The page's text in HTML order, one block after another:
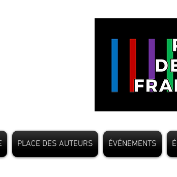
PLACE DES AUTEURS ÉVÉNEMENTS